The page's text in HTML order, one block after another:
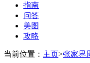
指南
问答
美图
攻略
当前位置： 主页>张家界